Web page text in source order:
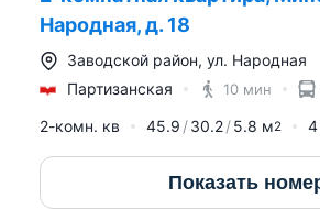
Народная, д. 18
Заводской район, ул. Народная
Партизанская
10 мин
2-комн. кв 45.9 30.2 5.8 м2 4
Показать